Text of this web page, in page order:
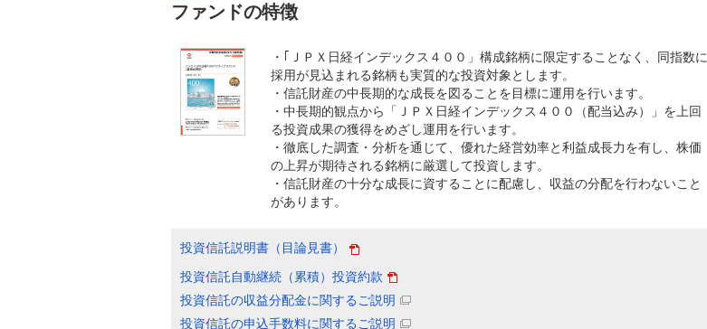
ファンドの特徴
・｢ＪＰＸ日経インデックス４００」構成銘柄に限定することなく、同指数に
採用が見込まれる銘柄も実質的な投資対象とします。
・信託財産の中長期的な成長を図ることを目標に運用を行います。
・中長期的観点から「ＪＰＸ日経インデックス４００（配当込み）」を上回
る投資成果の獲得をめざし運用を行います。
・徹底した調査・分析を通じて、優れた経営効率と利益成長力を有し、株価
の上昇が期待される銘柄に厳選して投資します。
・信託財産の十分な成長に資することに配慮し、収益の分配を行わないこと
があります。
投資信託説明書（目論見書）
投資信託自動継続（累積）投資約款
投資信託の収益分配金に関するご説明
投資信託の申込手数料に関するご説明